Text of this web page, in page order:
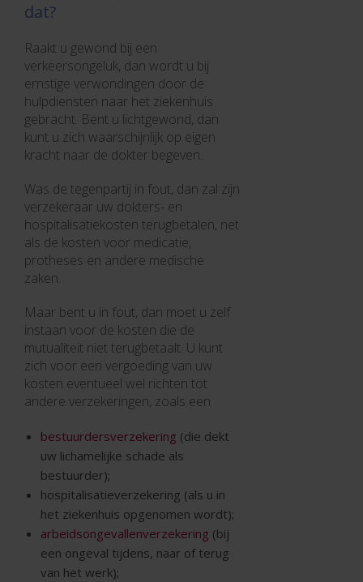
dat?
Raakt u gewond bij een
verkeersongeluk, dan wordt u bij
ernstige verwondingen door de
hulpdiensten naar het ziekenhuis
gebracht. Bent u lichtgewond, dan
kunt u zich waarschijnlijk op eigen
kracht naar de dokter begeven.
Was de tegenpartij in fout, dan zal zijn
verzekeraar uw dokters- en
hospitalisatiekosten terugbetalen, net
als de kosten voor medicatie,
protheses en andere medische
zaken.
Maar bent u in fout, dan moet u zelf
instaan voor de kosten die de
mutualiteit niet terugbetaalt. U kunt
zich voor een vergoeding van uw
kosten eventueel wel richten tot
andere verzekeringen, zoals een
bestuurdersverzekering (die dekt
uw lichamelijke schade als
bestuurder);
hospitalisatieverzekering (als u in
het ziekenhuis opgenomen wordt);
arbeidsongevallenverzekering (bij
een ongeval tijdens, naar of terug
van het werk);